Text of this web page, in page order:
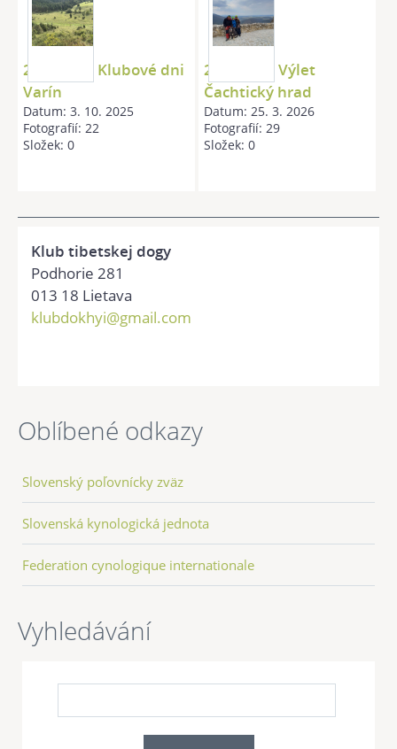
20250913 Klubové dni
Varín
Datum:3. 10. 2025
Fotografií:22
Složek:0
20260321 Výlet
Čachtický hrad
Datum:25. 3. 2026
Fotografií:29
Složek:0
Klub tibetskej dogy
Podhorie 281
013 18 Lietava
klubdokhyi@gmail.com
Oblíbené odkazy
Slovenský poľovnícky zväz
Slovenská kynologická jednota
Federation cynologique internationale
Vyhledávání